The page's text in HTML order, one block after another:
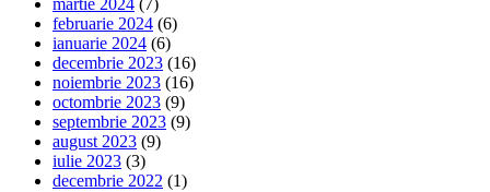
martie 2024 (7)
februarie 2024 (6)
ianuarie 2024 (6)
decembrie 2023 (16)
noiembrie 2023 (16)
octombrie 2023 (9)
septembrie 2023 (9)
august 2023 (9)
iulie 2023 (3)
decembrie 2022 (1)